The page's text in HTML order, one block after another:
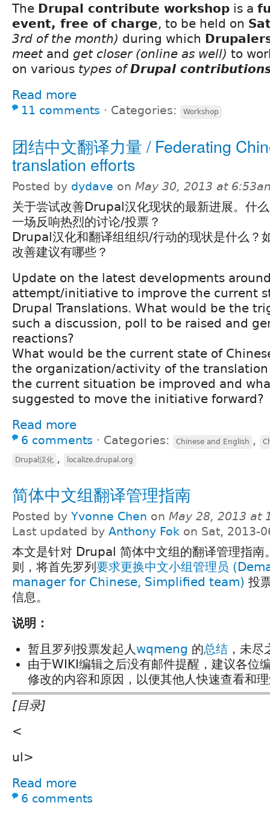
The Drupal contribute workshop is a
event, free of charge, to be held on
3rd of the month) during which
meetand get closer (online as well) to
on various types ofDrupal
Read more
11 comments ⋅ Categories: Workshop
团结中文翻译力量 / Federating
translation efforts
Posted by dydave on May 30, 2013 at
关于尝试改善Drupal汉化现状的最新进展。什
一场反响热烈的讨论/投票？
Drupal汉化和翻译组组织/行动的现状是什么？
改善建议有哪些？
Update on the latest developments
attempt/initiative to improve the current
Drupal Translations. What would be the
such a discussion, poll to be raised and
reactions?
What would be the current state of
the organization/activity of the translation
the current situation be improved and
suggested to move the initiative forward?
Read more
6 comments ⋅ Categories: Chinese and English ,
Drupal汉化 , localize.drupal.org
简体中文组翻译管理指南
Posted by Yvonne Chen on May 28, 2013 at
Last updated by Anthony Fok on Sat, 2013-
本文是针对 Drupal 简体中文组的翻译管理指南
则，将首先罗列 要求更换中文小组管理员
manager for Chinese, Simplified team) 投
信息。
说明：
暂且罗列投票发起人wqmeng 的总结 ，未
由于WIKI编辑之后没有邮件提醒，建议各位
修改的内容和原因，以便其他人快速查看和
[目录]
<
ul>
Read more
6 comments